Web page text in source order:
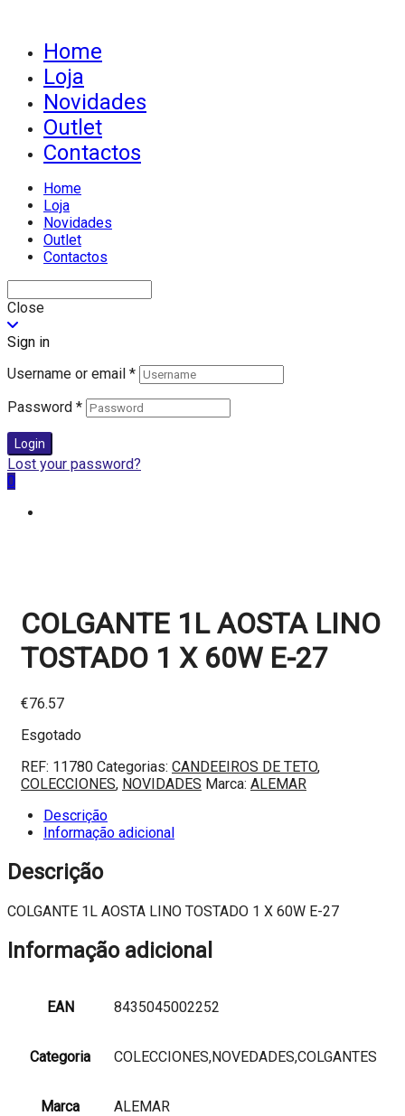
Home
Loja
Novidades
Outlet
Contactos
Home
Loja
Novidades
Outlet
Contactos
Close
Sign in
Username or email *
Password *
Login
Lost your password?
0
COLGANTE 1L AOSTA LINO
TOSTADO 1 X 60W E-27
€76.57
Esgotado
REF: 11780 Categorias: CANDEEIROS DE TETO,
COLECCIONES, NOVIDADES Marca: ALEMAR
Descrição
Informação adicional
Descrição
COLGANTE 1L AOSTA LINO TOSTADO 1 X 60W E-27
Informação adicional
EAN 8435045002252
Categoria COLECCIONES,NOVEDADES,COLGANTES
Marca ALEMAR